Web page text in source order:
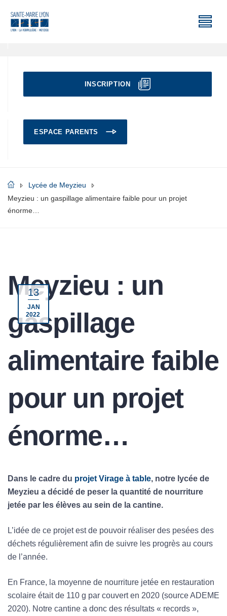
INSCRIPTION
ESPACE PARENTS
Lycée de Meyzieu
Meyzieu : un gaspillage alimentaire faible pour un projet
énorme…
13
JAN
2022
Meyzieu : un
gaspillage
alimentaire faible
pour un projet
énorme…
Dans le cadre du projet Virage à table, notre lycée de
Meyzieu a décidé de peser la quantité de nourriture
jetée par les élèves au sein de la cantine.
L’idée de ce projet est de pouvoir réaliser des pesées des
déchets régulièrement afin de suivre les progrès au cours
de l’année.
En France, la moyenne de nourriture jetée en restauration
scolaire était de 110 g par couvert en 2020 (source ADEME
2020). Notre cantine a donc des résultats « records »,